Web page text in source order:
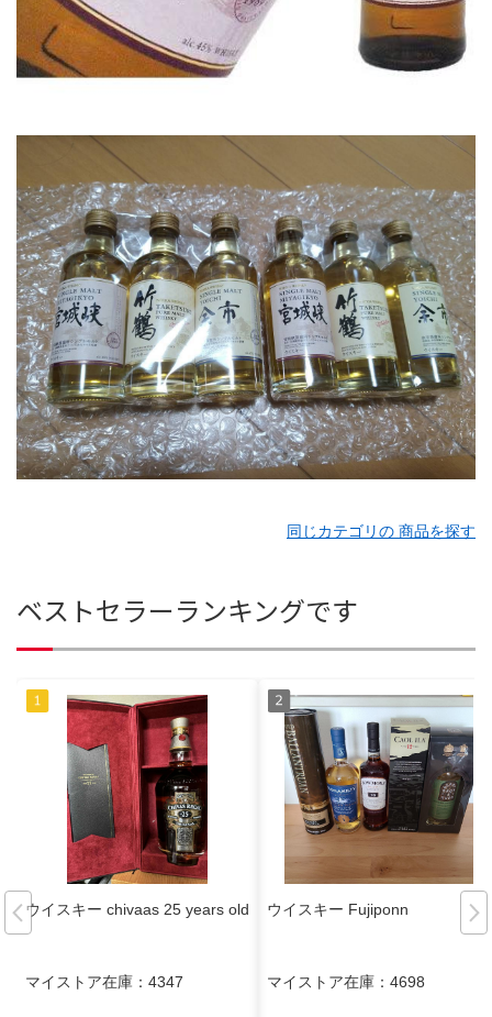
同じカテゴリの 商品を探す
ベストセラーランキングです
ウイスキー chivaas 25 years old
マイストア在庫： 4347
ウイスキー Fujiponn
マイストア在庫： 4698